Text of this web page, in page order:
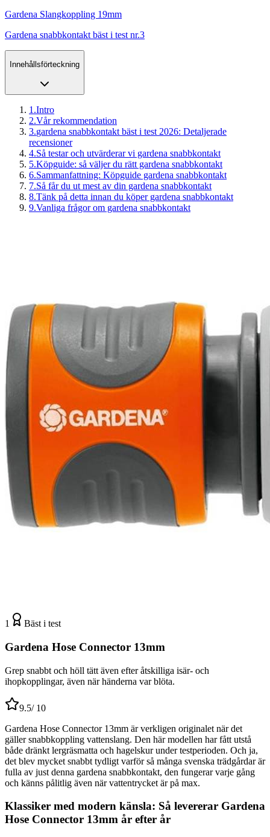
Gardena Slangkoppling 19mm
Gardena snabbkontakt bäst i test nr.3
Innehållsförteckning
1 .Intro
2.Vår rekommendation
3.gardena snabbkontakt bäst i test 2026: Detaljerade
recensioner
4.Så testar och utvärderar vi gardena snabbkontakt
5.Köpguide: så väljer du rätt gardena snabbkontakt
6.Sammanfattning: Köpguide gardena snabbkontakt
7.Så får du ut mest av din gardena snabbkontakt
8.Tänk på detta innan du köper gardena snabbkontakt
9.Vanliga frågor om gardena snabbkontakt
1 Bäst i test
Gardena Hose Connector 13mm
Grep snabbt och höll tätt även efter åtskilliga isär- och
ihopkopplingar, även när händerna var blöta.
9.5/ 10
Gardena Hose Connector 13mm är verkligen originalet när det
gäller snabbkoppling vattenslang. Den här modellen har fått utstå
både dränkt lergräsmatta och hagelskur under testperioden. Och ja,
det blev mycket snabbt tydligt varför så många svenska trädgårdar är
fulla av just denna gardena snabbkontakt, den fungerar varje gång
och känns pålitlig även när vattentrycket är på max.
Klassiker med modern känsla: Så levererar Gardena
Hose Connector 13mm år efter år